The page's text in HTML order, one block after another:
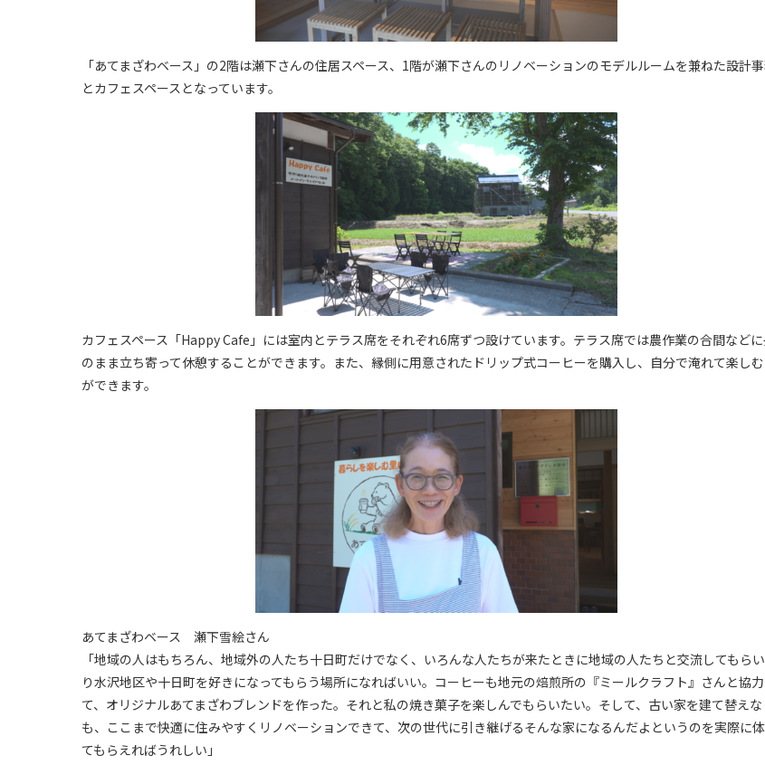
「あてまざわベース」の2階は瀬下さんの住居スペース、1階が瀬下さんのリノベーションのモデルルームを兼ねた設計
とカフェスペースとなっています。
カフェスペース「Happy Cafe」には室内とテラス席をそれぞれ6席ずつ設けています。テラス席では農作業の合間など
のまま立ち寄って休憩することができます。また、縁側に用意されたドリップ式コーヒーを購入し、自分で淹れて楽し
ができます。
あてまざわベース 瀬下雪絵さん
「地域の人はもちろん、地域外の人たち十日町だけでなく、いろんな人たちが来たときに地域の人たちと交流してもら
り水沢地区や十日町を好きになってもらう場所になればいい。コーヒーも地元の焙煎所の『ミールクラフト』さんと協
て、オリジナルあてまざわブレンドを作った。それと私の焼き菓子を楽しんでもらいたい。そして、古い家を建て替えな
も、ここまで快適に住みやすくリノベーションできて、次の世代に引き継げるそんな家になるんだよというのを実際に
てもらえればうれしい」